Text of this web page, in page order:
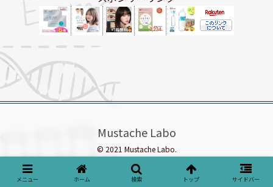
Mustache Labo
© 2021 Mustache Labo.
メニュー ホーム 検索 トップ サイドバー